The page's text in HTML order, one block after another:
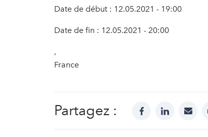
Date de début : 12.05.2021 - 19:00
Date de fin : 12.05.2021 - 20:00
,
France
Partagez : facebooklinkedinmail